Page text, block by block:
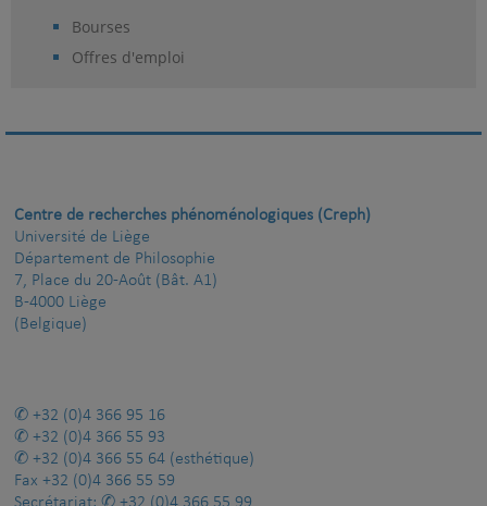
Bourses
Offres d'emploi
Centre de recherches phénoménologiques (Creph)
Université de Liège
Département de Philosophie
7, Place du 20-Août (Bât. A1)
B-4000 Liège
(Belgique)
+32 (0)4 366 95 16
+32 (0)4 366 55 93
+32 (0)4 366 55 64 (esthétique)
Fax +32 (0)4 366 55 59